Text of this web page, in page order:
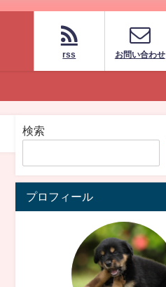
rss お問い合わせ
検索
プロフィール